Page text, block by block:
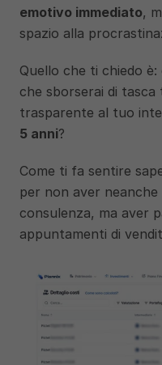
emotivo immediato,
spazio alla
Quello che ti chiedo
che sborserai di
trasparente al tuo
5 anni?
Come ti fa sentire
per non aver
consulenza, ma aver
appuntamenti di